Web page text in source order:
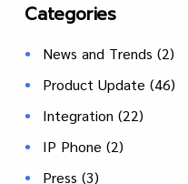
Categories
News and Trends (2)
Product Update (46)
Integration (22)
IP Phone (2)
Press (3)